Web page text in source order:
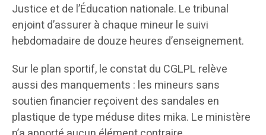
Justice et de l’Éducation nationale. Le tribunal
enjoint d’assurer à chaque mineur le suivi
hebdomadaire de douze heures d’enseignement.
Sur le plan sportif, le constat du CGLPL relève
aussi des manquements : les mineurs sans
soutien financier reçoivent des sandales en
plastique de type méduse dites mika. Le ministère